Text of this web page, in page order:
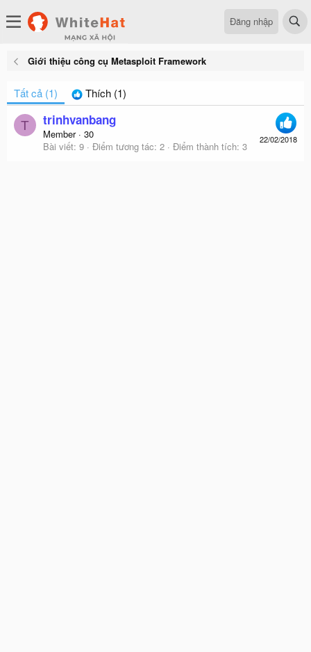
Đăng nhập
Giới thiệu công cụ Metasploit Framework
Tất cả (1) Thích (1)
T
22/02/2018
trinhvanbang
Member · 30
Bài viết 9 Điểm tương tác 2 Điểm thành tích 3